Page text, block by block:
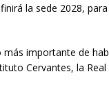
la sede 2028,
importante de
Cervantes, la